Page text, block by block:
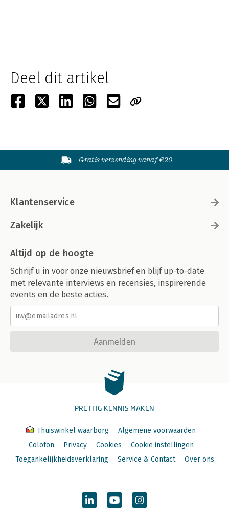
Deel dit artikel
Gratis verzending vanaf €20
Klantenservice
Zakelijk
Altijd op de hoogte
Schrijf u in voor onze nieuwsbrief en blijf up-to-date
met relevante interviews en recensies, inspirerende
events en de beste acties.
Aanmelden
PRETTIG KENNIS MAKEN
Thuiswinkel waarborg
Algemene voorwaarden
Colofon
Privacy Cookies
Cookie instellingen
Toegankelijkheidsverklaring
Service & Contact Over ons